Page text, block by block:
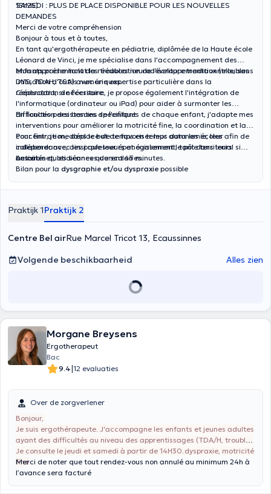
15h25)
SAMEDI : PLUS DE PLACE DISPONIBLE POUR LES NOUVELLES
DEMANDES
Merci de votre compréhension
Bonjour à tous et à toutes,
En tant qu'ergothérapeute en pédiatrie, diplômée de la Haute école
Léonard de Vinci, je me spécialise dans l'accompagnement des
enfants présentant des troubles neurodéveloppementaux (troubles
DYS, TDAH, TSA) avec une expertise particulière dans la
rééducation de l'écriture.
Mon approche inclut la rééducation de l'écriture traditionnelle, sans
utilisation d'outils numériques.
Cependant, si nécessaire, je propose également l'intégration de
l'informatique (ordinateur ou iPad) pour aider à surmonter les
difficultés persistantes de l'enfant.
En fonction des besoins spécifiques de chaque enfant, j'adapte mes
interventions pour améliorer la motricité fine, la coordination et la
concentration, dans le but de favoriser leur autonomie, leur
indépendance, ainsi que leur épanouissement, tant dans leurs
activités quotidiennes que scolaires.
Pour finir, je me déplace de temps en temps dans les écoles afin de
collaborer avec les professeurs et également le pôle territorial si
besoin.
Au cabinet, les séances durent 45 minutes.
Bilan pour la dysgraphie et/ou dyspraxie possible
Praktijk 1Praktijk 2
Centre Bel airRue Marcel Tricot 13, Ecaussinnes
Volgende beschikbaarheid
Alles zien
Morgane Breysens
Ergotherapeut
Bac
9.4|12 evaluaties
Over de zorgverlener
Bonjour,
Je suis ergothérapeute. J'accompagne les enfants et jeunes adultes
ayant des difficultés au niveau des apprentissages (TDA/H, troubles
dys,...), apprentissage de l’outil numérique, TSA, dyspraxie, motricité
fine
Je consulte le jeudi et samedi à partir de 14H30.
Merci de noter que tout rendez-vous non annulé au minimum 24h à
l’avance sera facturé